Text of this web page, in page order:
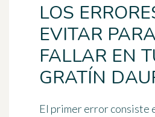
LOS
EVITAR
FALLAR EN
GRATÍN
El primer error consiste